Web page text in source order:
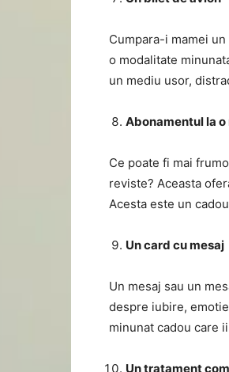
Cumpara-i mamei
o modalitate
un mediu usor,
Abonamentul la
Ce poate fi mai
reviste? Aceasta
Acesta este un
Un card cu mesaj
Un mesaj sau un
despre iubire,
minunat cadou care
Un tratament